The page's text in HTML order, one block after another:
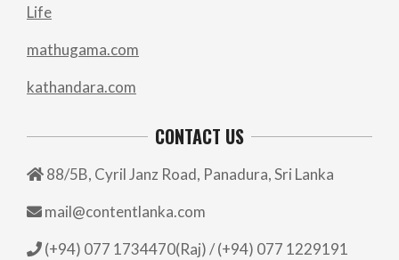
Life
mathugama.com
kathandara.com
CONTACT US
88/5B, Cyril Janz Road, Panadura, Sri Lanka
mail@contentlanka.com
(+94) 077 1734470(Raj) / (+94) 077 1229191